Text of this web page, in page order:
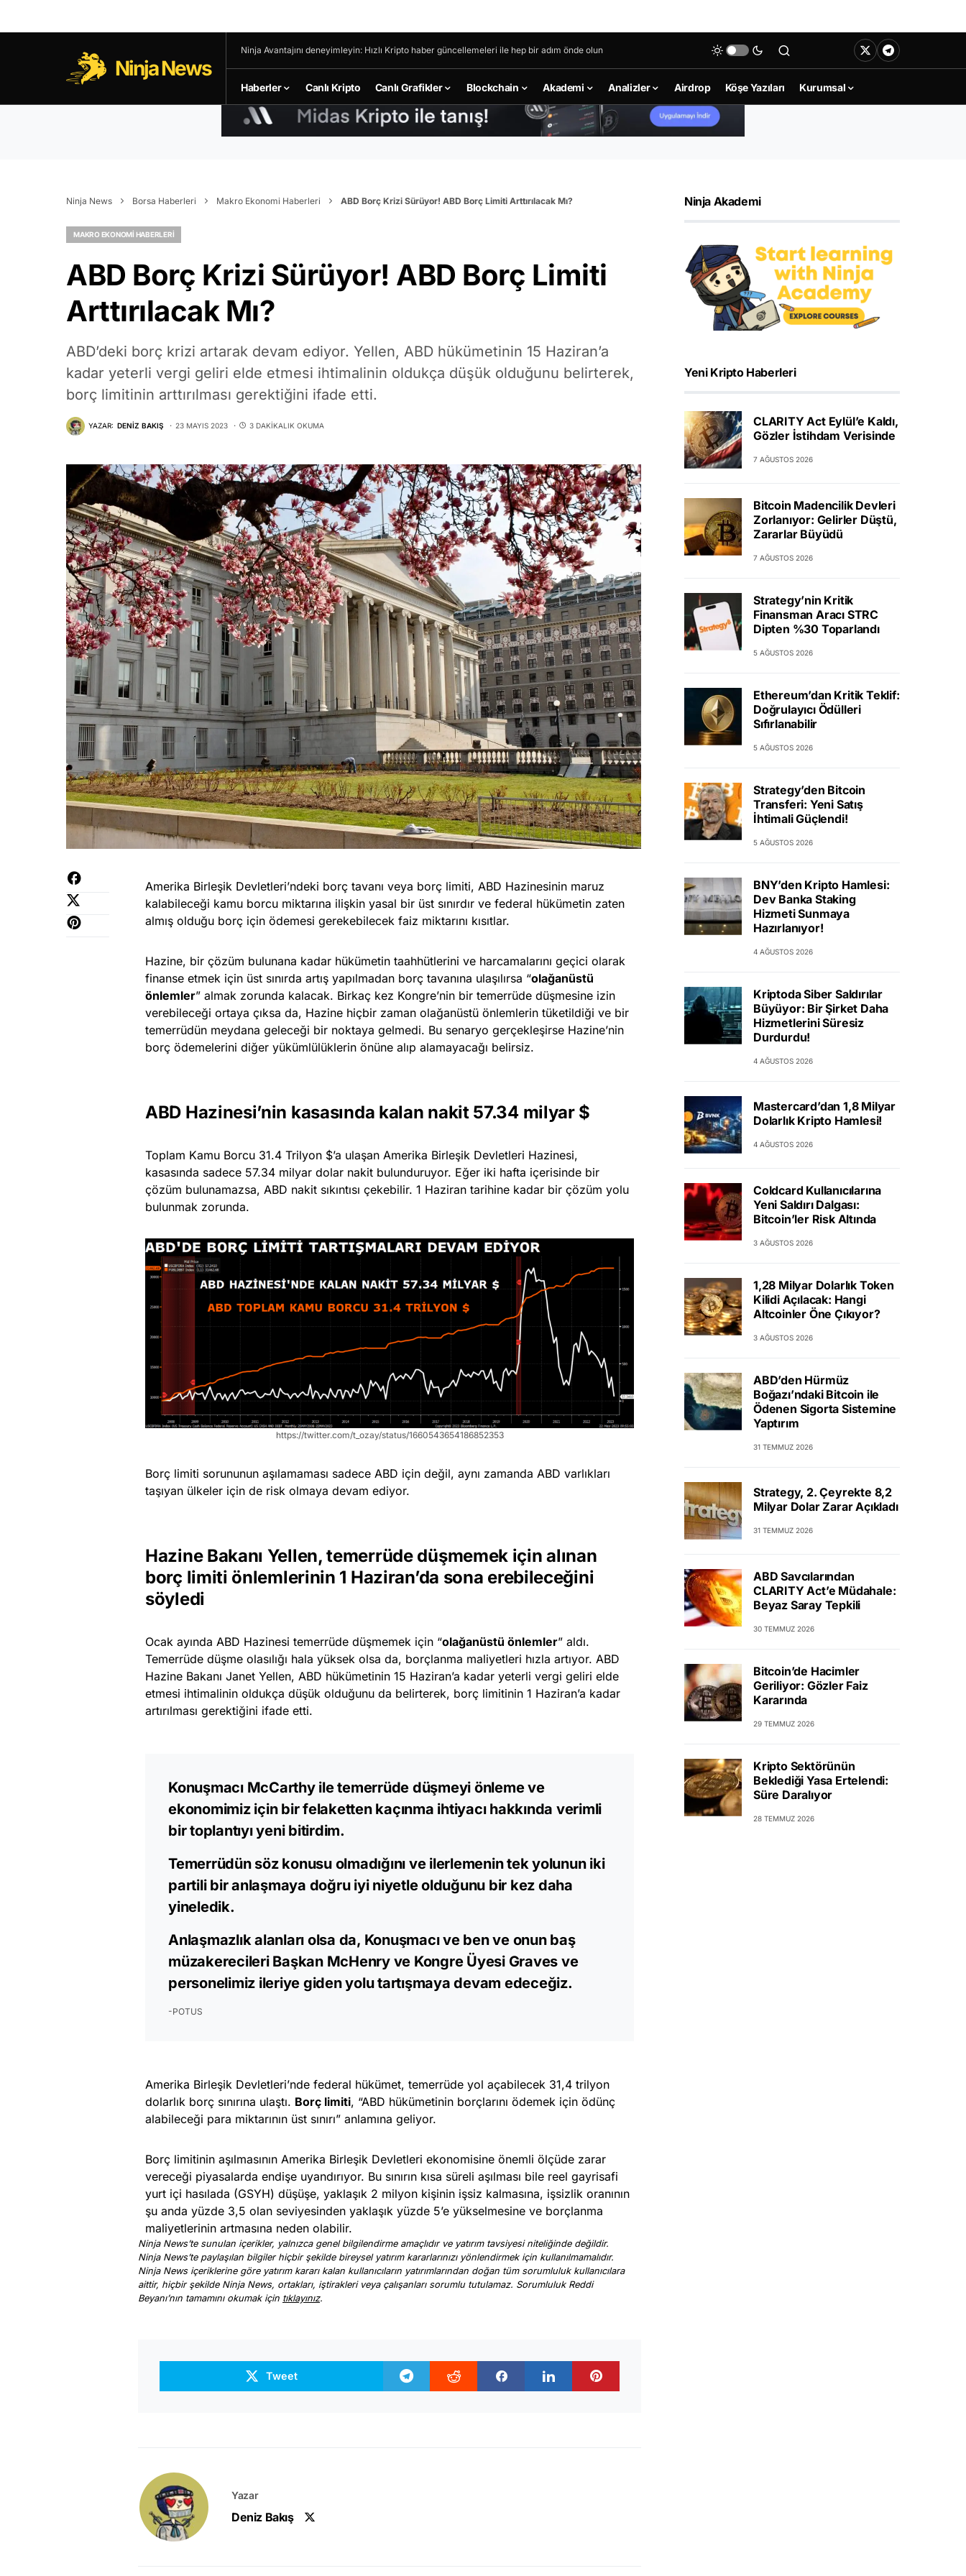
Ninja News
Ninja Avantajını deneyimleyin: Hızlı Kripto haber güncellemeleri ile hep bir adım önde olun
Haberler Canlı Kripto Canlı Grafikler Blockchain Akademi Analizler Airdrop Köşe Yazıları Kurumsal
Ninja News Borsa Haberleri Makro Ekonomi Haberleri ABD Borç Krizi Sürüyor! ABD Borç Limiti Arttırılacak Mı?
MAKRO EKONOMI HABERLERI
ABD Borç Krizi Sürüyor! ABD Borç Limiti
Arttırılacak Mı?
ABD’deki borç krizi artarak devam ediyor. Yellen, ABD hükümetinin 15 Haziran’a
kadar yeterli vergi geliri elde etmesi ihtimalinin oldukça düşük olduğunu belirterek,
borç limitinin arttırılması gerektiğini ifade etti.
YAZAR: DENIZ BAKIŞ 23 MAYIS 2023 3 DAKIKALIK OKUMA
Amerika Birleşik Devletleri’ndeki borç tavanı veya borç limiti, ABD Hazinesinin maruz
kalabileceği kamu borcu miktarına ilişkin yasal bir üst sınırdır ve federal hükümetin zaten
almış olduğu borç için ödemesi gerekebilecek faiz miktarını kısıtlar.
Hazine, bir çözüm bulunana kadar hükümetin taahhütlerini ve harcamalarını geçici olarak
finanse etmek için üst sınırda artış yapılmadan borç tavanına ulaşılırsa “olağanüstü
önlemler” almak zorunda kalacak. Birkaç kez Kongre’nin bir temerrüde düşmesine izin
verebileceği ortaya çıksa da, Hazine hiçbir zaman olağanüstü önlemlerin tüketildiği ve bir
temerrüdün meydana geleceği bir noktaya gelmedi. Bu senaryo gerçekleşirse Hazine’nin
borç ödemelerini diğer yükümlülüklerin önüne alıp alamayacağı belirsiz.
ABD Hazinesi’nin kasasında kalan nakit 57.34 milyar $
Toplam Kamu Borcu 31.4 Trilyon $’a ulaşan Amerika Birleşik Devletleri Hazinesi,
kasasında sadece 57.34 milyar dolar nakit bulunduruyor. Eğer iki hafta içerisinde bir
çözüm bulunamazsa, ABD nakit sıkıntısı çekebilir. 1 Haziran tarihine kadar bir çözüm yolu
bulunmak zorunda.
https://twitter.com/t_ozay/status/1660543654186852353
Borç limiti sorununun aşılamaması sadece ABD için değil, aynı zamanda ABD varlıkları
taşıyan ülkeler için de risk olmaya devam ediyor.
Hazine Bakanı Yellen, temerrüde düşmemek için alınan
borç limiti önlemlerinin 1 Haziran’da sona erebileceğini
söyledi
Ocak ayında ABD Hazinesi temerrüde düşmemek için “olağanüstü önlemler” aldı.
Temerrüde düşme olasılığı hala yüksek olsa da, borçlanma maliyetleri hızla artıyor. ABD
Hazine Bakanı Janet Yellen, ABD hükümetinin 15 Haziran’a kadar yeterli vergi geliri elde
etmesi ihtimalinin oldukça düşük olduğunu da belirterek, borç limitinin 1 Haziran’a kadar
artırılması gerektiğini ifade etti.
Konuşmacı McCarthy ile temerrüde düşmeyi önleme ve
ekonomimiz için bir felaketten kaçınma ihtiyacı hakkında verimli
bir toplantıyı yeni bitirdim.
Temerrüdün söz konusu olmadığını ve ilerlemenin tek yolunun iki
partili bir anlaşmaya doğru iyi niyetle olduğunu bir kez daha
yineledik.
Anlaşmazlık alanları olsa da, Konuşmacı ve ben ve onun baş
müzakerecileri Başkan McHenry ve Kongre Üyesi Graves ve
personelimiz ileriye giden yolu tartışmaya devam edeceğiz.
-POTUS
Amerika Birleşik Devletleri’nde federal hükümet, temerrüde yol açabilecek 31,4 trilyon
dolarlık borç sınırına ulaştı. Borç limiti, “ABD hükümetinin borçlarını ödemek için ödünç
alabileceği para miktarının üst sınırı” anlamına geliyor.
Borç limitinin aşılmasının Amerika Birleşik Devletleri ekonomisine önemli ölçüde zarar
vereceği piyasalarda endişe uyandırıyor. Bu sınırın kısa süreli aşılması bile reel gayrisafi
yurt içi hasılada (GSYH) düşüşe, yaklaşık 2 milyon kişinin işsiz kalmasına, işsizlik oranının
şu anda yüzde 3,5 olan seviyesinden yaklaşık yüzde 5’e yükselmesine ve borçlanma
maliyetlerinin artmasına neden olabilir.
Ninja News’te sunulan içerikler, yalnızca genel bilgilendirme amaçlıdır ve yatırım tavsiyesi niteliğinde değildir.
Ninja News’te paylaşılan bilgiler hiçbir şekilde bireysel yatırım kararlarınızı yönlendirmek için kullanılmamalıdır.
Ninja News içeriklerine göre yatırım kararı kalan kullanıcıların yatırımlarından doğan tüm sorumluluk kullanıcılara
aittir, hiçbir şekilde Ninja News, ortakları, iştirakleri veya çalışanları sorumlu tutulamaz. Sorumluluk Reddi
Beyanı’nın tamamını okumak için tıklayınız.
Tweet
Yazar
Deniz Bakış
Ninja Akademi
Yeni Kripto Haberleri
CLARITY Act Eylül’e Kaldı,
Gözler İstihdam Verisinde
7 AĞUSTOS 2026
Bitcoin Madencilik Devleri
Zorlanıyor: Gelirler Düştü,
Zararlar Büyüdü
7 AĞUSTOS 2026
Strategy’nin Kritik
Finansman Aracı STRC
Dipten %30 Toparlandı
5 AĞUSTOS 2026
Ethereum’dan Kritik Teklif:
Doğrulayıcı Ödülleri
Sıfırlanabilir
5 AĞUSTOS 2026
Strategy’den Bitcoin
Transferi: Yeni Satış
İhtimali Güçlendi!
5 AĞUSTOS 2026
BNY’den Kripto Hamlesi:
Dev Banka Staking
Hizmeti Sunmaya
Hazırlanıyor!
4 AĞUSTOS 2026
Kriptoda Siber Saldırılar
Büyüyor: Bir Şirket Daha
Hizmetlerini Süresiz
Durdurdu!
4 AĞUSTOS 2026
Mastercard’dan 1,8 Milyar
Dolarlık Kripto Hamlesi!
4 AĞUSTOS 2026
Coldcard Kullanıcılarına
Yeni Saldırı Dalgası:
Bitcoin’ler Risk Altında
3 AĞUSTOS 2026
1,28 Milyar Dolarlık Token
Kilidi Açılacak: Hangi
Altcoinler Öne Çıkıyor?
3 AĞUSTOS 2026
ABD’den Hürmüz
Boğazı’ndaki Bitcoin ile
Ödenen Sigorta Sistemine
Yaptırım
31 TEMMUZ 2026
Strategy, 2. Çeyrekte 8,2
Milyar Dolar Zarar Açıkladı
31 TEMMUZ 2026
ABD Savcılarından
CLARITY Act’e Müdahale:
Beyaz Saray Tepkili
30 TEMMUZ 2026
Bitcoin’de Hacimler
Geriliyor: Gözler Faiz
Kararında
29 TEMMUZ 2026
Kripto Sektörünün
Beklediği Yasa Ertelendi:
Süre Daralıyor
28 TEMMUZ 2026